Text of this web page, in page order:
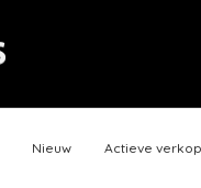
Nieuw Actieve